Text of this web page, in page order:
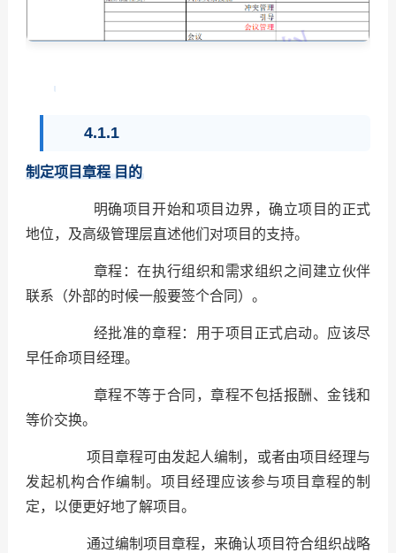
4.1.1
制定项目章程 目的
明确项目开始和项目边界，确立项目的正式
地位，及高级管理层直述他们对项目的支持。
章程：在执行组织和需求组织之间建立伙伴
联系（外部的时候一般要签个合同）。
经批准的章程：用于项目正式启动。应该尽
早任命项目经理。
章程不等于合同，章程不包括报酬、金钱和
等价交换。
项目章程可由发起人编制，或者由项目经理与
发起机构合作编制。项目经理应该参与项目章程的制
定，以便更好地了解项目。
通过编制项目章程，来确认项目符合组织战略